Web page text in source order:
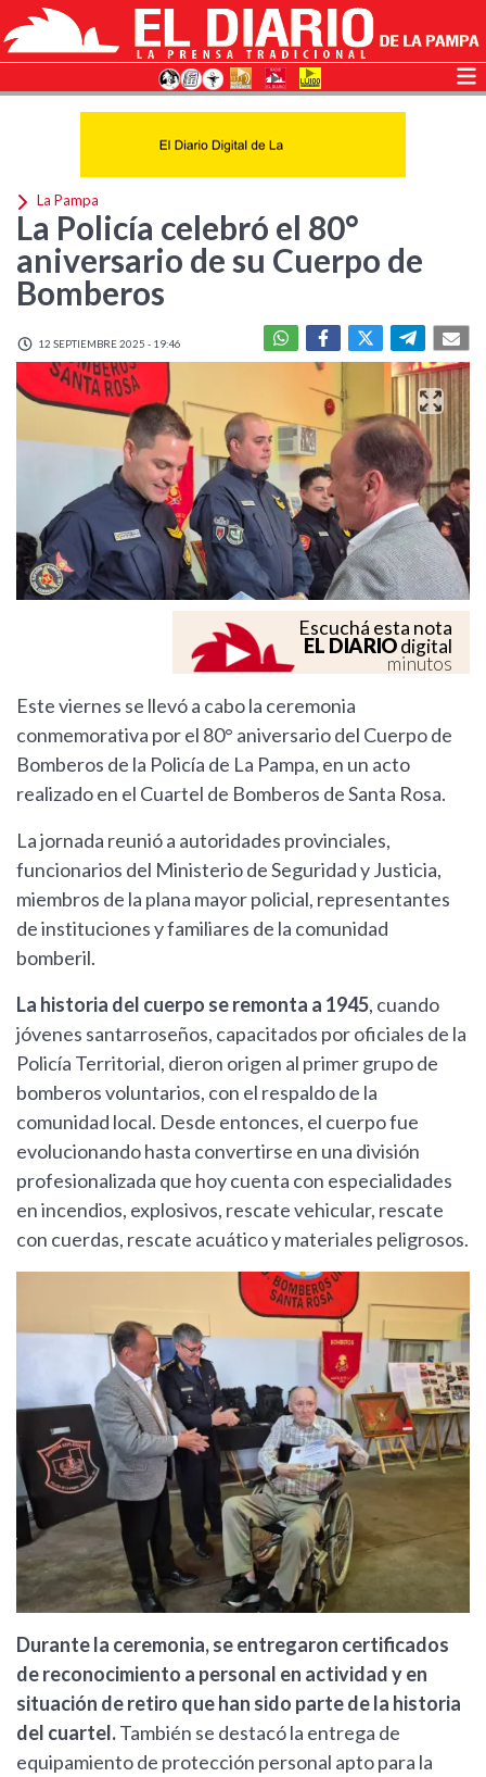
La Pampa
La Policía celebró el 80°
aniversario de su Cuerpo de
Bomberos
12 SEPTIEMBRE 2025 - 19:46
Escuchá esta nota
EL DIARIOdigital
minutos
Este viernes se llevó a cabo la ceremonia
conmemorativa por el 80° aniversario del Cuerpo de
Bomberos de la Policía de La Pampa, en un acto
realizado en el Cuartel de Bomberos de Santa Rosa.
La jornada reunió a autoridades provinciales,
funcionarios del Ministerio de Seguridad y Justicia,
miembros de la plana mayor policial, representantes
de instituciones y familiares de la comunidad
bomberil.
La historia del cuerpo se remonta a 1945, cuando
jóvenes santarroseños, capacitados por oficiales de la
Policía Territorial, dieron origen al primer grupo de
bomberos voluntarios, con el respaldo de la
comunidad local. Desde entonces, el cuerpo fue
evolucionando hasta convertirse en una división
profesionalizada que hoy cuenta con especialidades
en incendios, explosivos, rescate vehicular, rescate
con cuerdas, rescate acuático y materiales peligrosos.
Durante la ceremonia, se entregaron certificados
de reconocimiento a personal en actividad y en
situación de retiro que han sido parte de la historia
del cuartel.También se destacó la entrega de
equipamiento de protección personal apto para la